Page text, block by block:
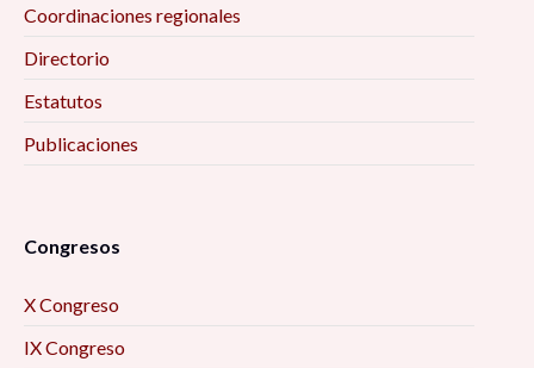
Coordinaciones regionales
Directorio
Estatutos
Publicaciones
Congresos
X Congreso
IX Congreso